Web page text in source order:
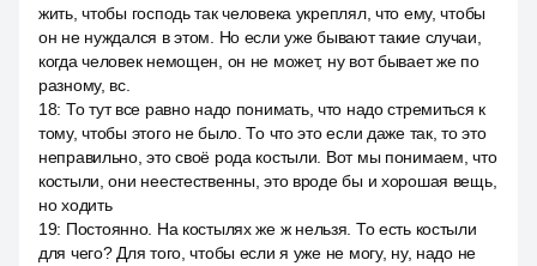
жить, чтобы господь так человека укреплял, что ему, чтобы
он не нуждался в этом. Но если уже бывают такие случаи,
когда человек немощен, он не может, ну вот бывает же по
разному, вс.
18: То тут все равно надо понимать, что надо стремиться к
тому, чтобы этого не было. То что это если даже так, то это
неправильно, это своё рода костыли. Вот мы понимаем, что
костыли, они неестественны, это вроде бы и хорошая вещь,
но ходить
19: Постоянно. На костылях же ж нельзя. То есть костыли
для чего? Для того, чтобы если я уже не могу, ну, надо не